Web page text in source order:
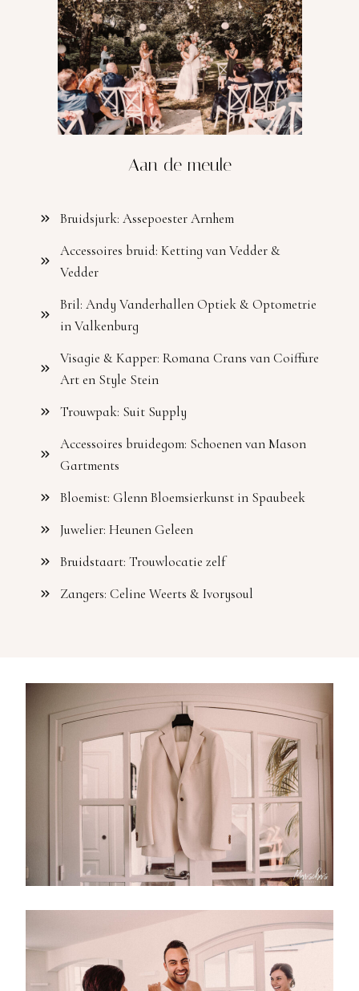
Aan de meule
Bruidsjurk: Assepoester Arnhem
Accessoires bruid: Ketting van Vedder &
Vedder
Bril: Andy Vanderhallen Optiek & Optometrie
in Valkenburg
Visagie & Kapper: Romana Crans van Coiffure
Art en Style Stein
Trouwpak: Suit Supply
Accessoires bruidegom: Schoenen van Mason
Gartments
Bloemist: Glenn Bloemsierkunst in Spaubeek
Juwelier: Heunen Geleen
Bruidstaart: Trouwlocatie zelf
Zangers: Celine Weerts & Ivorysoul